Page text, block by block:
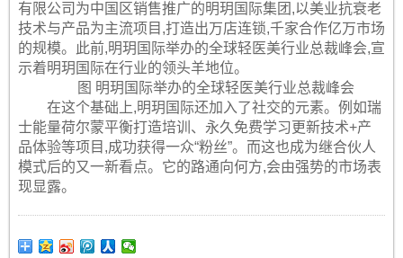
有限公司为中国区销售推广的明玥国际集团,以美业抗衰老
技术与产品为主流项目,打造出万店连锁,千家合作亿万市场
的规模。此前,明玥国际举办的全球轻医美行业总裁峰会,宣
示着明玥国际在行业的领头羊地位。
图 明玥国际举办的全球轻医美行业总裁峰会
在这个基础上,明玥国际还加入了社交的元素。例如瑞
士能量荷尔蒙平衡打造培训、永久免费学习更新技术+产
品体验等项目,成功获得一众“粉丝”。而这也成为继合伙人
模式后的又一新看点。它的路通向何方,会由强势的市场表
现显露。